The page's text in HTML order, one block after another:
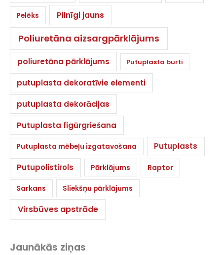
Pelēks Pilnīgi jauns
Poliuretāna aizsargpārklājums
poliuretāna pārklājums Putuplasta burti
putuplasta dekoratīvie elementi
putuplasta dekorācijas
Putuplasta figūrgriešana
Putuplasta mēbeļu izgatavošana Putuplasts
Putupolistirols Pārklājums Raptor
Sarkans Sliekšņu pārklājums
Virsbūves apstrāde
Jaunākās ziņas